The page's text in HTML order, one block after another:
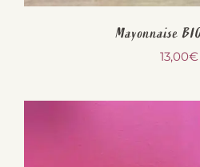
Mayonnaise
13,00€